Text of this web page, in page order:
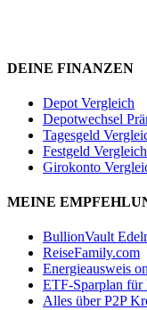
DEINE FINANZEN
Depot Vergleich
Depotwechsel
Tagesgeld
Festgeld
Girokonto
MEINE
BullionVault
ReiseFamily.com
Energieausweis
ETF-Sparplan für
Alles über P2P